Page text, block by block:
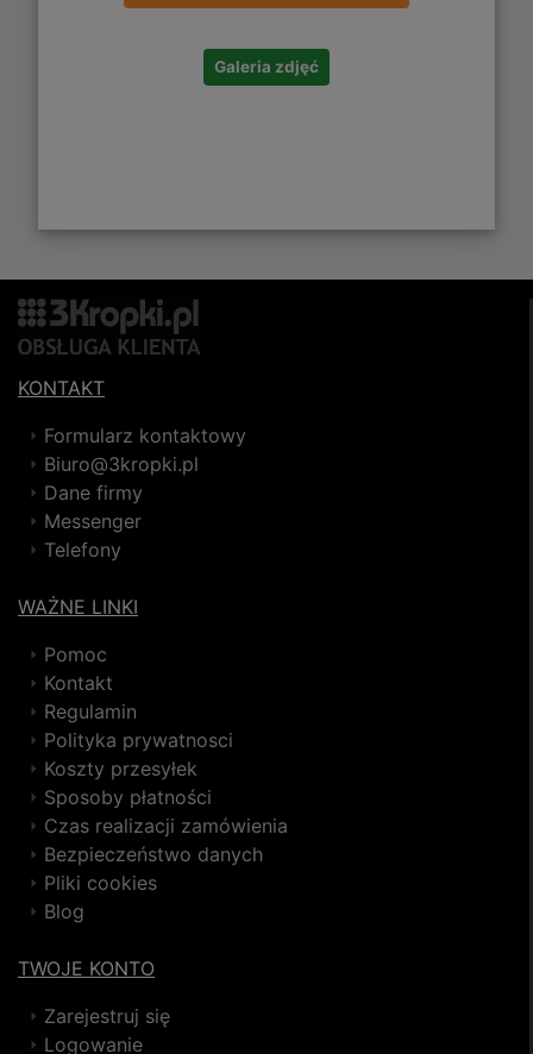
Galeria zdjęć
KONTAKT
Formularz kontaktowy
Biuro@3kropki.pl
Dane firmy
Messenger
Telefony
WAŻNE LINKI
Pomoc
Kontakt
Regulamin
Polityka prywatnosci
Koszty przesyłek
Sposoby płatności
Czas realizacji zamówienia
Bezpieczeństwo danych
Pliki cookies
Blog
TWOJE KONTO
Zarejestruj się
Logowanie